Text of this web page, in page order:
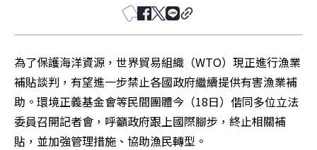
為了保護海洋資源，世界貿易組織（WTO）現正進行漁業
補貼談判，有望進一步禁止各國政府繼續提供有害漁業補
助。環境正義基金會等民間團體今（18日）偕同多位立法
委員召開記者會，呼籲政府跟上國際腳步，終止相關補
貼，並加強管理措施、協助漁民轉型。